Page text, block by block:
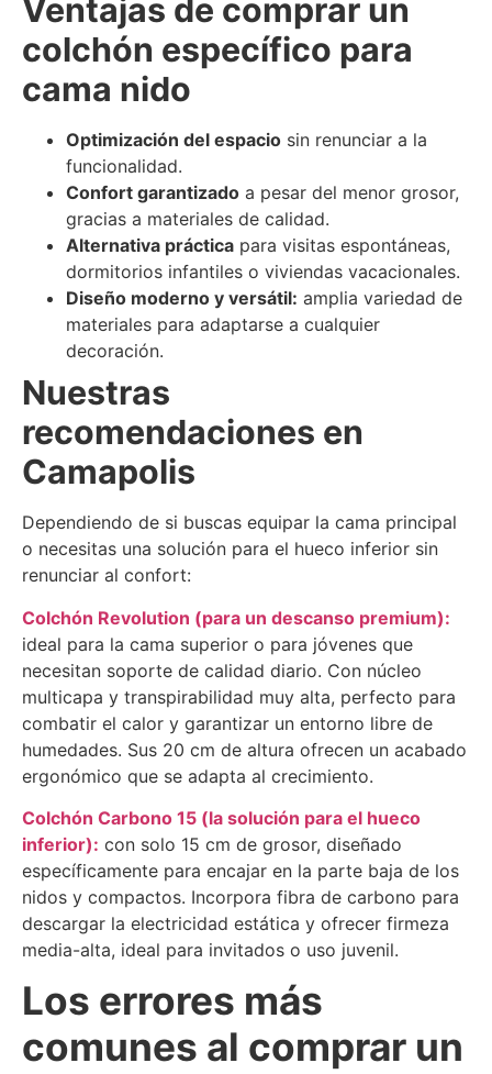
Ventajas de comprar un
colchón específico para
cama nido
Optimización del espacio sin renunciar a la
funcionalidad.
Confort garantizado a pesar del menor grosor,
gracias a materiales de calidad.
Alternativa práctica para visitas espontáneas,
dormitorios infantiles o viviendas vacacionales.
Diseño moderno y versátil: amplia variedad de
materiales para adaptarse a cualquier
decoración.
Nuestras
recomendaciones en
Camapolis
Dependiendo de si buscas equipar la cama principal
o necesitas una solución para el hueco inferior sin
renunciar al confort:
Colchón Revolution (para un descanso premium):
ideal para la cama superior o para jóvenes que
necesitan soporte de calidad diario. Con núcleo
multicapa y transpirabilidad muy alta, perfecto para
combatir el calor y garantizar un entorno libre de
humedades. Sus 20 cm de altura ofrecen un acabado
ergonómico que se adapta al crecimiento.
Colchón Carbono 15 (la solución para el hueco
inferior): con solo 15 cm de grosor, diseñado
específicamente para encajar en la parte baja de los
nidos y compactos. Incorpora fibra de carbono para
descargar la electricidad estática y ofrecer firmeza
media-alta, ideal para invitados o uso juvenil.
Los errores más
comunes al comprar un